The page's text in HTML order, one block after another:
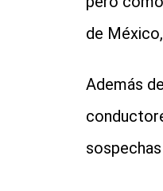
de
Además